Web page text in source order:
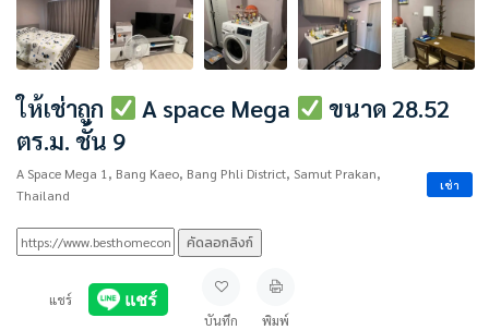
ให้เช่าถูก A space Mega
ขนาด 28.52
ตร.ม. ชั้น 9
A Space Mega 1, Bang Kaeo, Bang Phli District, Samut Prakan,
Thailand
เช่า
คัดลอกลิงก์
แชร์
บันทึก
พิมพ์